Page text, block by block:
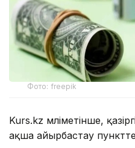
Фото: freepik
Kurs.kz мәліметінше,
ақша айырбастау